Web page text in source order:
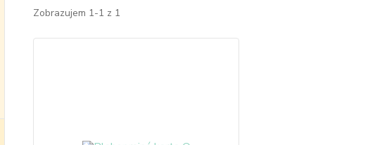
Zobrazujem 1-1 z 1